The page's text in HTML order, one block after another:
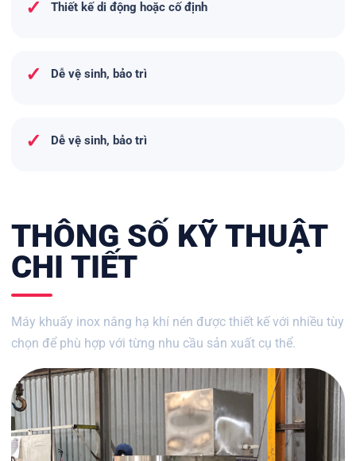
✓ Thiết kế di động hoặc cố định
✓ Dễ vệ sinh, bảo trì
✓ Dễ vệ sinh, bảo trì
THÔNG SỐ KỸ THUẬT
CHI TIẾT
Máy khuấy inox nâng hạ khí nén được thiết kế với nhiều tùy
chọn để phù hợp với từng nhu cầu sản xuất cụ thể.